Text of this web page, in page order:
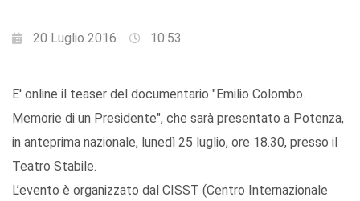
20 Luglio 2016 10:53
E' online il teaser del documentario "Emilio Colombo.
Memorie di un Presidente", che sarà presentato a Potenza,
in anteprima nazionale, lunedì 25 luglio, ore 18.30, presso il
Teatro Stabile.
L’evento è organizzato dal CISST (Centro Internazionale